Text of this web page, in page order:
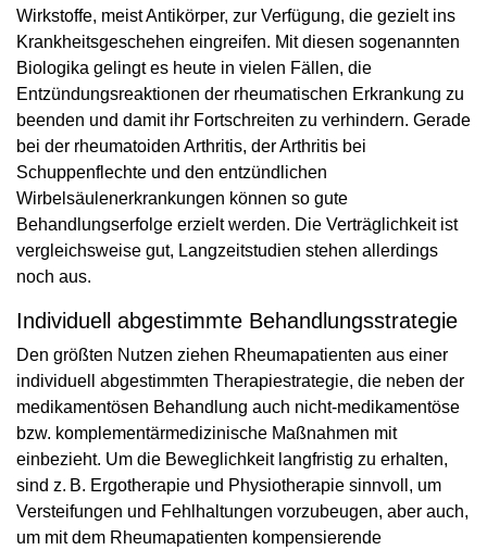
Wirkstoffe, meist Antikörper, zur Verfügung, die gezielt ins
Krankheitsgeschehen eingreifen. Mit diesen sogenannten
Biologika gelingt es heute in vielen Fällen, die
Entzündungsreaktionen der rheumatischen Erkrankung zu
beenden und damit ihr Fortschreiten zu verhindern. Gerade
bei der rheumatoiden Arthritis, der Arthritis bei
Schuppenflechte und den entzündlichen
Wirbelsäulenerkrankungen können so gute
Behandlungserfolge erzielt werden. Die Verträglichkeit ist
vergleichsweise gut, Langzeitstudien stehen allerdings
noch aus.
Individuell abgestimmte Behandlungsstrategie
Den größten Nutzen ziehen Rheumapatienten aus einer
individuell abgestimmten Therapiestrategie, die neben der
medikamentösen Behandlung auch nicht-medikamentöse
bzw. komplementärmedizinische Maßnahmen mit
einbezieht. Um die Beweglichkeit langfristig zu erhalten,
sind z. B. Ergotherapie und Physiotherapie sinnvoll, um
Versteifungen und Fehlhaltungen vorzubeugen, aber auch,
um mit dem Rheumapatienten kompensierende